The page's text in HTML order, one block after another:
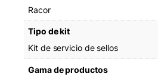
/
O
R
Racor
Tipo de kit
Kit de servicio de sellos
Gama de productos